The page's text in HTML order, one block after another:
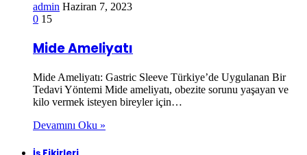
admin Haziran 7, 2023
0 15
Mide Ameliyatı
Mide Ameliyatı: Gastric Sleeve Türkiye’de Uygulanan Bir
Tedavi Yöntemi Mide ameliyatı, obezite sorunu yaşayan ve
kilo vermek isteyen bireyler için…
Devamını Oku »